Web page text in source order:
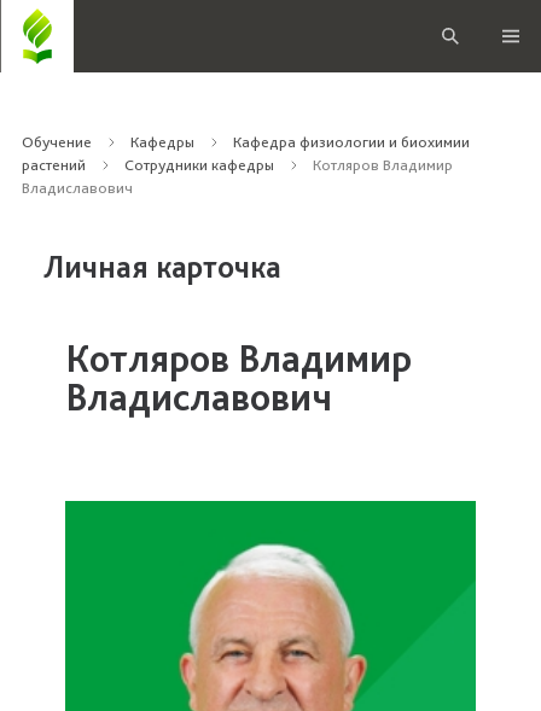
Обучение Кафедры
Кафедра физиологии и биохимии
растений
Сотрудники кафедры
Котляров Владимир
Владиславович
Личная карточка
Котляров Владимир
Владиславович